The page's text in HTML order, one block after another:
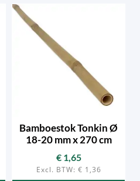
Bamboestok Tonkin Ø
18-20 mm x 270 cm
€1,65
Excl. BTW: € 1,36